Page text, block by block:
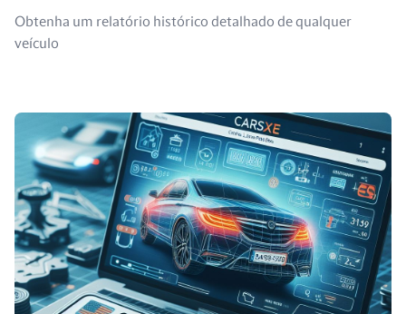
Obtenha um relatório histórico detalhado de qualquer
veículo